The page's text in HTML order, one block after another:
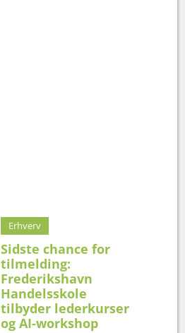
Erhverv
Sidste chance for
tilmelding:
Frederikshavn
Handelsskole
tilbyder lederkurser
og AI-workshop